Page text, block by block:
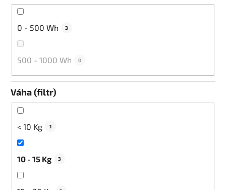
0 - 500 Wh 3
500 - 1000 Wh 0
Váha (filtr)
< 10 Kg 1
10 - 15 Kg 3